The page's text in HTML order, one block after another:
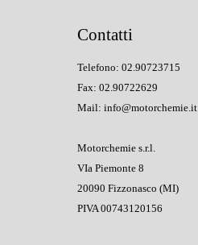
Contatti
Telefono: 02.90723715
Fax: 02.90722629
Mail: info@motorchemie.it
Motorchemie s.r.l.
VIa Piemonte 8
20090 Fizzonasco (MI)
PIVA 00743120156